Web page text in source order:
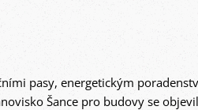
pasy, energetickým
Šance pro budovy se